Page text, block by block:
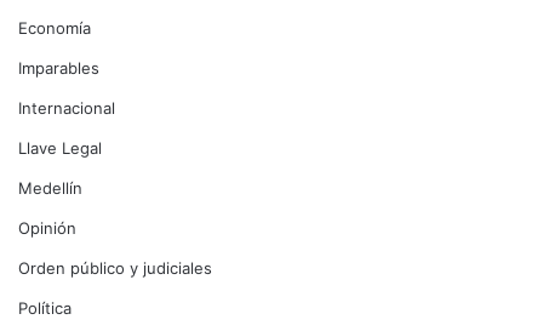
Economía
Imparables
Internacional
Llave Legal
Medellín
Opinión
Orden público y judiciales
Política